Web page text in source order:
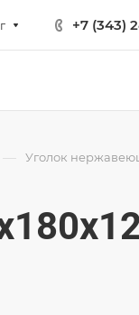
+7 (343)
— Уголок